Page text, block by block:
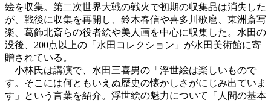
絵を収集。第二次世界大戦の戦火で初期の収集品は消失した
が、戦後に収集を再開し、鈴木春信や喜多川歌麿、東洲斎写
楽、葛飾北斎らの役者絵や美人画を中心に収集した。水田の
没後、200点以上の「水田コレクション」が水田美術館に寄
贈されている。
小林氏は講演で、水田三喜男の「浮世絵は楽しいもので
す。そこには何ともいえぬ歴史の懐かしさがにじみ出ていま
す」という言葉を紹介。浮世絵の魅力について「人間の基本